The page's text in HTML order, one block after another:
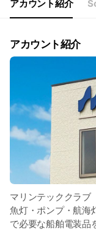
アカウント紹介
アカウント紹介
マリンテッククラブ
魚灯・ポンプ・航海
で必要な船舶電装品